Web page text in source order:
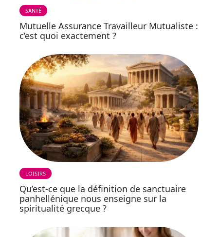
SANTÉ
Mutuelle Assurance Travailleur Mutualiste :
c’est quoi exactement ?
LOISIRS
Qu’est-ce que la définition de sanctuaire
panhellénique nous enseigne sur la
spiritualité grecque ?